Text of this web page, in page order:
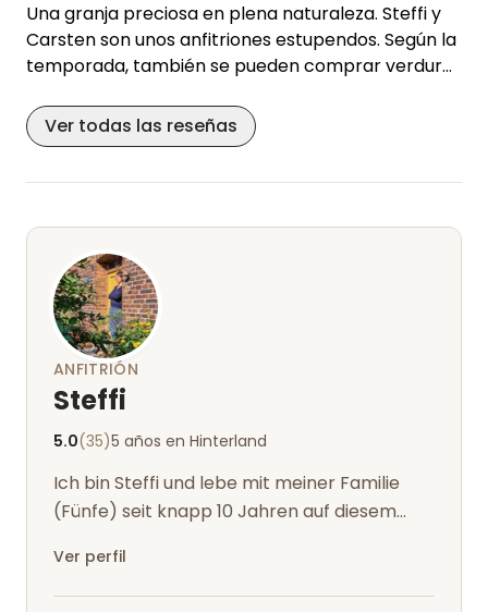
Una granja preciosa en plena naturaleza. Steffi y
Carsten son unos anfitriones estupendos. Según la
temporada, también se pueden comprar verduras
espacio para los niños.
Ver todas las reseñas
ANFITRIÓN
Steffi
5.0(35)5 años en Hinterland
Ich bin Steffi und lebe mit meiner Familie
(Fünfe) seit knapp 10 Jahren auf diesem
Ver perfil